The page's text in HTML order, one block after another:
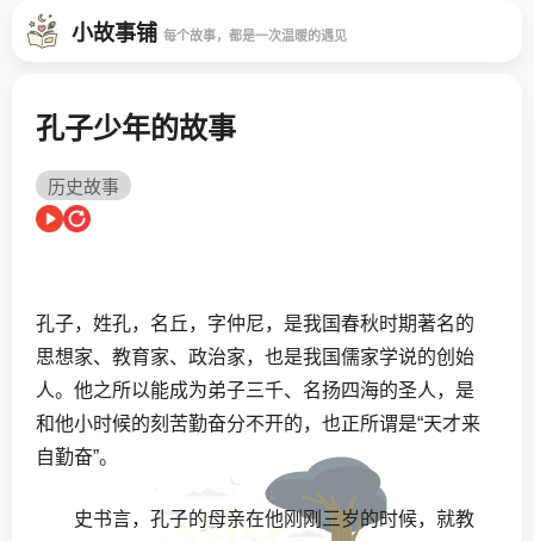
小故事铺 每个故事，都是一次温暖的遇见
孔子少年的故事
历史故事
孔子，姓孔，名丘，字仲尼，是我国春秋时期著名的
思想家、教育家、政治家，也是我国儒家学说的创始
人。他之所以能成为弟子三千、名扬四海的圣人，是
和他小时候的刻苦勤奋分不开的，也正所谓是“天才来
自勤奋”。
史书言，孔子的母亲在他刚刚三岁的时候，就教